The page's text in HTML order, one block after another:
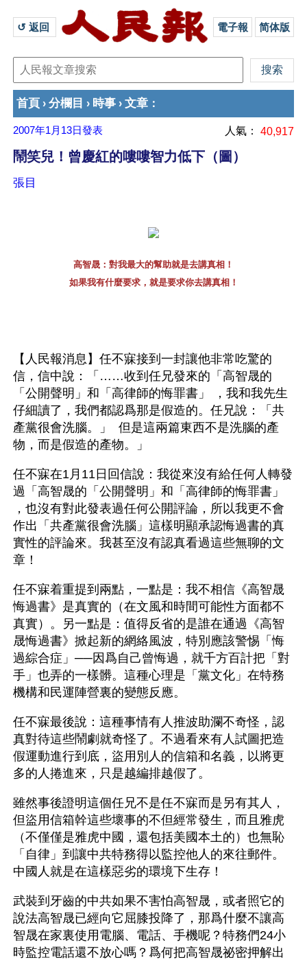
↺ 返回 電子報 简体版
首頁 › 分欄目 › 時事 › 文章 ：
2007年1月13日發表 人氣： 40,917
鬧笑兒！曾慶紅的嘍嘍智力低下（圖）
張目
高智晟：對我最大的幫助就是去講真相！
如果我有什麼要求，就是要求你去講真相！
【人民報消息】任不寐接到一封讓他非常吃驚的
信，信中說：「……收到任兄發來的「高智晟的
「公開聲明」和「高律師的悔罪書」 ，我和我先生
仔細讀了，我們都認爲那是假造的。任兄說：「共
產黨很會洗腦。」  但是這兩篇東西不是洗腦的產
物，而是假造的產物。」
任不寐在1月11日回信說：我從來沒有給任何人轉發
過「高智晟的「公開聲明」和「高律師的悔罪書」
，也沒有對此發表過任何公開評論，所以我更不會
作出「共產黨很會洗腦」這樣明顯承認悔過書的真
實性的評論來。我甚至沒有認真看過這些無聊的文
章！
任不寐着重提到兩點，一點是：我不相信《高智晟
悔過書》是真實的（在文風和時間可能性方面都不
真實）。另一點是：值得反省的是誰在通過《高智
晟悔過書》掀起新的網絡風波，特別應該警惕「悔
過綜合症」──因爲自己曾悔過，就千方百計把「對
手」也弄的一樣髒。這種心理是「黨文化」在特務
機構和民運陣營裏的變態反應。
任不寐最後說：這種事情有人推波助瀾不奇怪，認
真對待這些鬧劇就奇怪了。不過看來有人試圖把造
假運動進行到底，盜用別人的信箱和名義，以將更
多的人捲進來，只是越編排越假了。
雖然事後證明這個任兄不是任不寐而是另有其人，
但盜用信箱幹這些壞事的不但經常發生，而且雅虎
（不僅僅是雅虎中國，還包括美國本土的）也無恥
「自律」到讓中共特務得以監控他人的來往郵件。
中國人就是在這樣惡劣的環境下生存！
武裝到牙齒的中共如果不害怕高智晟，或者照它的
說法高智晟已經向它屈膝投降了，那爲什麼不讓高
智晟在家裏使用電腦、電話、手機呢？特務們24小
時監控電話還不放心嗎？爲何把高智晟祕密押解出